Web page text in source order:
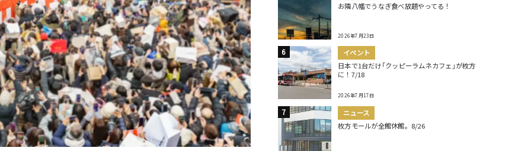
お隣八幡でうなぎ食べ放題やってる！
2026年7月23日
イベント
日本で1台だけ｢クッピーラムネカフェ｣が枚方
に！7/18
2026年7月17日
ニュース
枚方モールが全館休館。8/26